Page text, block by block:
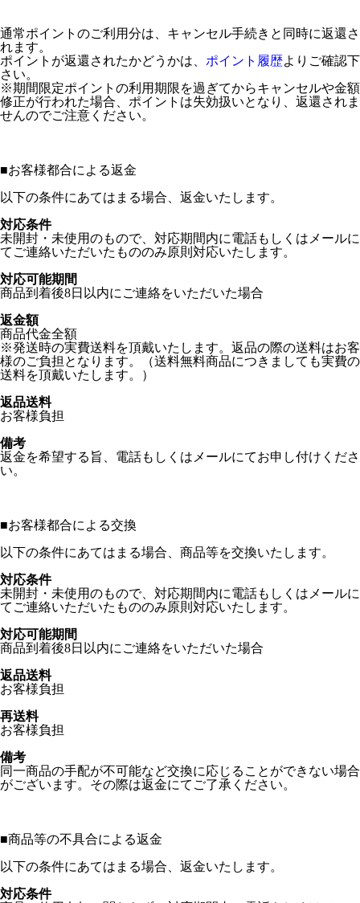
通常ポイントのご利用分は、キャンセル手続きと同時に返還さ
れます。
ポイントが返還されたかどうかは、 ポイント履歴よりご確認下
さい。
※期間限定ポイントの利用期限を過ぎてからキャンセルや金額
修正が行われた場合、ポイントは失効扱いとなり、返還されま
せんのでご注意ください。
■お客様都合による返金
以下の条件にあてはまる場合、返金いたします。
対応条件
未開封・未使用のもので、対応期間内に電話もしくはメールに
てご連絡いただいたもののみ原則対応いたします。
対応可能期間
商品到着後8日以内にご連絡をいただいた場合
返金額
商品代金全額
※発送時の実費送料を頂戴いたします。返品の際の送料はお客
様のご負担となります。（送料無料商品につきましても実費の
送料を頂戴いたします。）
返品送料
お客様負担
備考
返金を希望する旨、電話もしくはメールにてお申し付けくださ
い。
■お客様都合による交換
以下の条件にあてはまる場合、商品等を交換いたします。
対応条件
未開封・未使用のもので、対応期間内に電話もしくはメールに
てご連絡いただいたもののみ原則対応いたします。
対応可能期間
商品到着後8日以内にご連絡をいただいた場合
返品送料
お客様負担
再送料
お客様負担
備考
同一商品の手配が不可能など交換に応じることができない場合
がございます。その際は返金にてご了承ください。
■商品等の不具合による返金
以下の条件にあてはまる場合、返金いたします。
対応条件